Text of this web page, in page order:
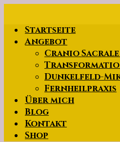
Hauptinhalt
springen
Startseite
Angebot
Cranio
Dunkelfeld-
Fernheilpraxis
Über mich
Blog
Kontakt
Shop